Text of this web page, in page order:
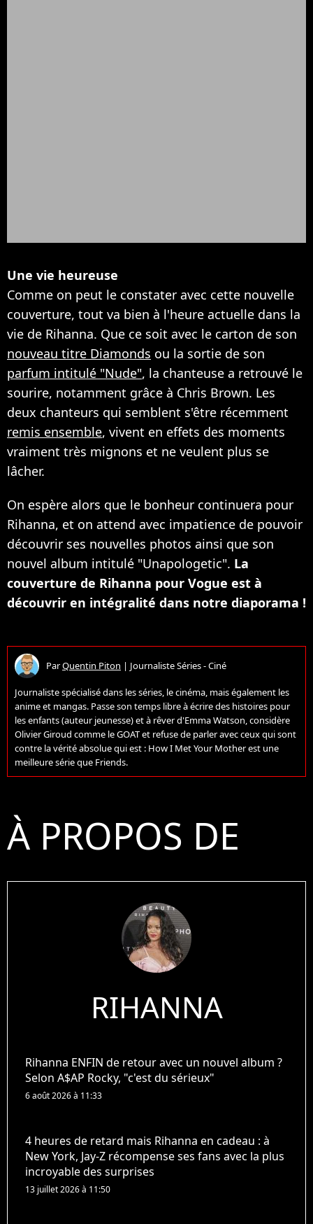
Une vie heureuse
Comme on peut le constater avec cette nouvelle
couverture, tout va bien à l'heure actuelle dans la
vie de Rihanna. Que ce soit avec le carton de son
nouveau titre Diamonds ou la sortie de son
parfum intitulé "Nude", la chanteuse a retrouvé le
sourire, notamment grâce à Chris Brown. Les
deux chanteurs qui semblent s'être récemment
remis ensemble, vivent en effets des moments
vraiment très mignons et ne veulent plus se
lâcher.
On espère alors que le bonheur continuera pour
Rihanna, et on attend avec impatience de pouvoir
découvrir ses nouvelles photos ainsi que son
nouvel album intitulé "Unapologetic". La
couverture de Rihanna pour Vogue est à
découvrir en intégralité dans notre diaporama !
ParQuentin Piton | Journaliste Séries - Ciné
Journaliste spécialisé dans les séries, le cinéma, mais également les
anime et mangas. Passe son temps libre à écrire des histoires pour
les enfants (auteur jeunesse) et à rêver d'Emma Watson, considère
Olivier Giroud comme le GOAT et refuse de parler avec ceux qui sont
contre la vérité absolue qui est : How I Met Your Mother est une
meilleure série que Friends.
À PROPOS DE
RIHANNA
Rihanna ENFIN de retour avec un nouvel album ?
Selon A$AP Rocky, "c'est du sérieux"
6 août 2026 à 11:33
4 heures de retard mais Rihanna en cadeau : à
New York, Jay-Z récompense ses fans avec la plus
incroyable des surprises
13 juillet 2026 à 11:50